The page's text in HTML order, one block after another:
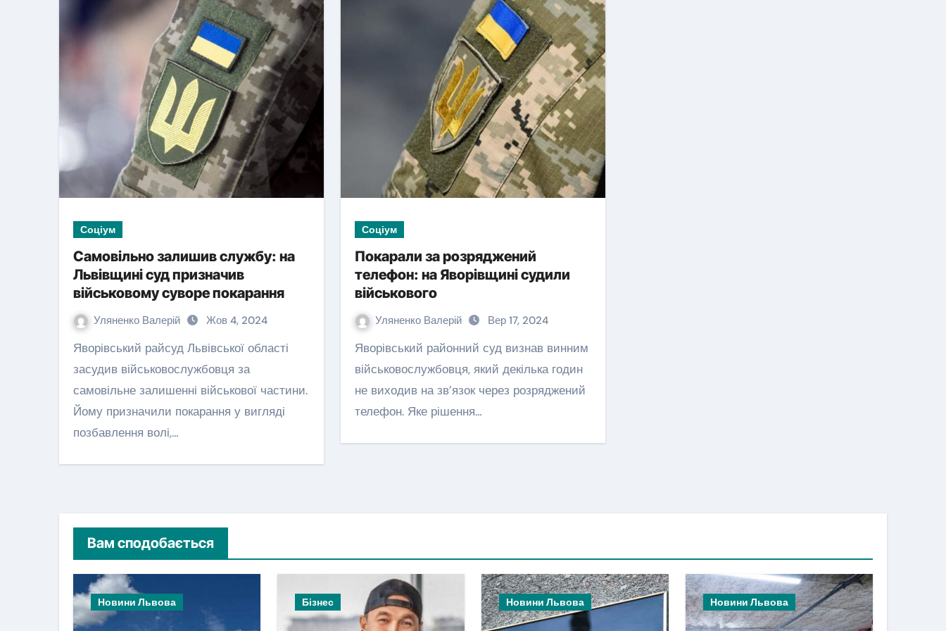
Соціум
Самовільно залишив службу: на
Львівщині суд призначив
військовому суворе покарання
Уляненко Валерій Жов 4, 2024
Яворівський райсуд Львівської області
засудив військовослужбовця за
самовільне залишенні військової частини.
Йому призначили покарання у вигляді
позбавлення волі,…
Соціум
Покарали за розряджений
телефон: на Яворівщині судили
військового
Уляненко Валерій Вер 17, 2024
Яворівський районний суд визнав винним
військовослужбовця, який декілька годин
не виходив на зв’язок через розряджений
телефон. Яке рішення…
Вам сподобається
Новини Львова Бізнес Новини Львова Новини Львова